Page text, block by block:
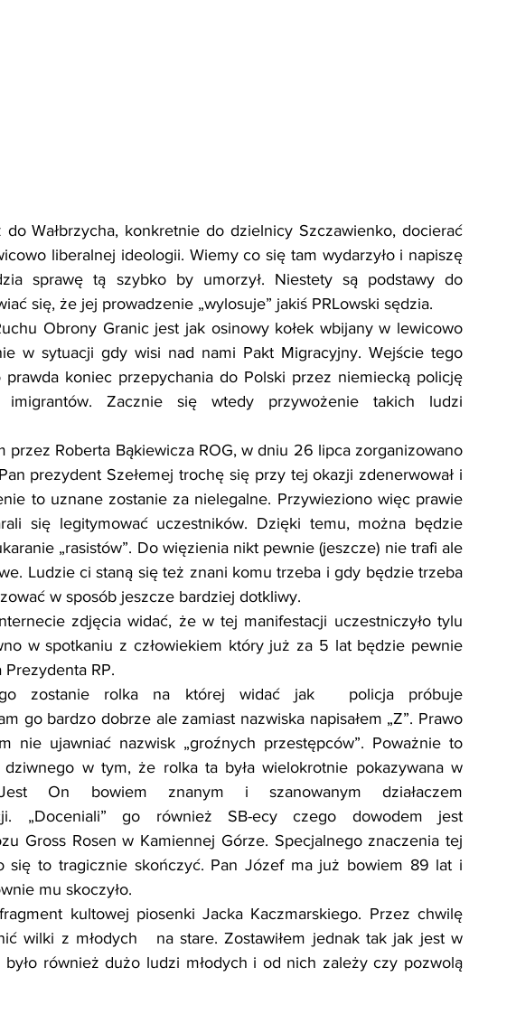
Wałbrzycha, konkretnie do dzielnicy Szczawienko, docierać
liberalnej ideologii. Wiemy co się tam wydarzyło i napiszę
sprawę tą szybko by umorzył. Niestety są podstawy do
się, że jej prowadzenie „wylosuje” jakiś PRLowski sędzia.
Obrony Granic jest jak osinowy kołek wbijany w lewicowo
w sytuacji gdy wisi nad nami Pakt Migracyjny. Wejście tego
koniec przepychania do Polski przez niemiecką policję
imigrantów. Zacznie się wtedy przywożenie takich ludzi
przez Roberta Bąkiewicza ROG, w dniu 26 lipca zorganizowano
prezydent Szełemej trochę się przy tej okazji zdenerwował i
to uznane zostanie za nielegalne. Przywieziono więc prawie
się legitymować uczestników. Dzięki temu, można będzie
„rasistów”. Do więzienia nikt pewnie (jeszcze) nie trafi ale
Ludzie ci staną się też znani komu trzeba i gdy będzie trzeba
w sposób jeszcze bardziej dotkliwy.
zdjęcia widać, że w tej manifestacji uczestniczyło tylu
w spotkaniu z człowiekiem który już za 5 lat będzie pewnie
RP.
zostanie rolka na której widać jak    policja próbuje
go bardzo dobrze ale zamiast nazwiska napisałem „Z”. Prawo
nie ujawniać nazwisk „groźnych przestępców”. Poważnie to
w tym, że rolka ta była wielokrotnie pokazywana w
On bowiem znanym i szanowanym działaczem
„Doceniali” go również SB-ecy czego dowodem jest
Gross Rosen w Kamiennej Górze. Specjalnego znaczenia tej
się to tragicznie skończyć. Pan Józef ma już bowiem 89 lat i
mu skoczyło.
kultowej piosenki Jacka Kaczmarskiego. Przez chwilę
wilki z młodych    na stare. Zostawiłem jednak tak jak jest w
również dużo ludzi młodych i od nich zależy czy pozwolą